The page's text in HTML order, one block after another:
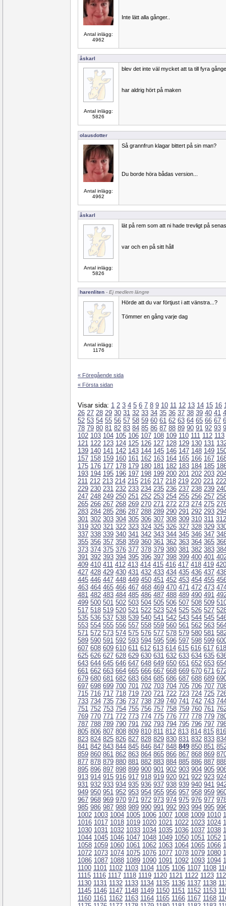
Antal inlägg:
4962
Inte lätt alla gånger..
åskarl
Antal inlägg:
5826
blev det inte väl mycket att ta till fyra
har aldrig hört på maken
olausdotter
Antal inlägg:
4962
Så grannfrun klagar bittert på sin man?
Du borde höra bådas version...
åskarl
Antal inlägg:
5826
lät på rem som att ni hade trevligt på
var och en på sitt håll
harenliten - Ej medlem längre
Antal inlägg:
1176
Hörde att du var förtjust i att vänstra...?
Tömmer en gång varje dag
« Föregående sida
« Första sidan
Visar sida: 1 2 3 4 5 6 7 8 9 10 11 12 13 14 15 16
26 27 28 29 30 31 32 33 34 35 36 37 38 39 40 41
52 53 54 55 56 57 58 59 60 61 62 63 64 65 66 67
78 79 80 81 82 83 84 85 86 87 88 89 90 91 92 93
102 103 104 105 106 107 108 109 110 111 112 113
121 122 123 124 125 126 127 128 129 130 131
139 140 141 142 143 144 145 146 147 148 149
157 158 159 160 161 162 163 164 165 166 167
175 176 177 178 179 180 181 182 183 184 185
193 194 195 196 197 198 199 200 201 202 203
211 212 213 214 215 216 217 218 219 220 221 222
229 230 231 232 233 234 235 236 237 238 239
247 248 249 250 251 252 253 254 255 256 257
265 266 267 268 269 270 271 272 273 274 275
283 284 285 286 287 288 289 290 291 292 293
301 302 303 304 305 306 307 308 309 310 311 312
319 320 321 322 323 324 325 326 327 328 329
337 338 339 340 341 342 343 344 345 346 347
355 356 357 358 359 360 361 362 363 364 365
373 374 375 376 377 378 379 380 381 382 383
391 392 393 394 395 396 397 398 399 400 401
409 410 411 412 413 414 415 416 417 418 419 420
427 428 429 430 431 432 433 434 435 436 437
445 446 447 448 449 450 451 452 453 454 455
463 464 465 466 467 468 469 470 471 472 473
481 482 483 484 485 486 487 488 489 490 491
499 500 501 502 503 504 505 506 507 508 509
517 518 519 520 521 522 523 524 525 526 527
535 536 537 538 539 540 541 542 543 544 545
553 554 555 556 557 558 559 560 561 562 563
571 572 573 574 575 576 577 578 579 580 581
589 590 591 592 593 594 595 596 597 598 599
607 608 609 610 611 612 613 614 615 616 617 618
625 626 627 628 629 630 631 632 633 634 635
643 644 645 646 647 648 649 650 651 652 653
661 662 663 664 665 666 667 668 669 670 671
679 680 681 682 683 684 685 686 687 688 689
697 698 699 700 701 702 703 704 705 706 707
715 716 717 718 719 720 721 722 723 724 725
733 734 735 736 737 738 739 740 741 742 743
751 752 753 754 755 756 757 758 759 760 761
769 770 771 772 773 774 775 776 777 778 779
787 788 789 790 791 792 793 794 795 796 797
805 806 807 808 809 810 811 812 813 814 815 816
823 824 825 826 827 828 829 830 831 832 833
841 842 843 844 845 846 847 848 849 850 851
859 860 861 862 863 864 865 866 867 868 869
877 878 879 880 881 882 883 884 885 886 887
895 896 897 898 899 900 901 902 903 904 905
913 914 915 916 917 918 919 920 921 922 923
931 932 933 934 935 936 937 938 939 940 941
949 950 951 952 953 954 955 956 957 958 959
967 968 969 970 971 972 973 974 975 976 977
985 986 987 988 989 990 991 992 993 994 995
1002 1003 1004 1005 1006 1007 1008 1009 1010
1016 1017 1018 1019 1020 1021 1022 1023 1024
1030 1031 1032 1033 1034 1035 1036 1037 1038
1044 1045 1046 1047 1048 1049 1050 1051 1052
1058 1059 1060 1061 1062 1063 1064 1065 1066
1072 1073 1074 1075 1076 1077 1078 1079 1080
1086 1087 1088 1089 1090 1091 1092 1093 1094
1100 1101 1102 1103 1104 1105 1106 1107 1108
1115 1116 1117 1118 1119 1120 1121 1122 1123
1130 1131 1132 1133 1134 1135 1136 1137 1138
1145 1146 1147 1148 1149 1150 1151 1152 1153
1160 1161 1162 1163 1164 1165 1166 1167 1168